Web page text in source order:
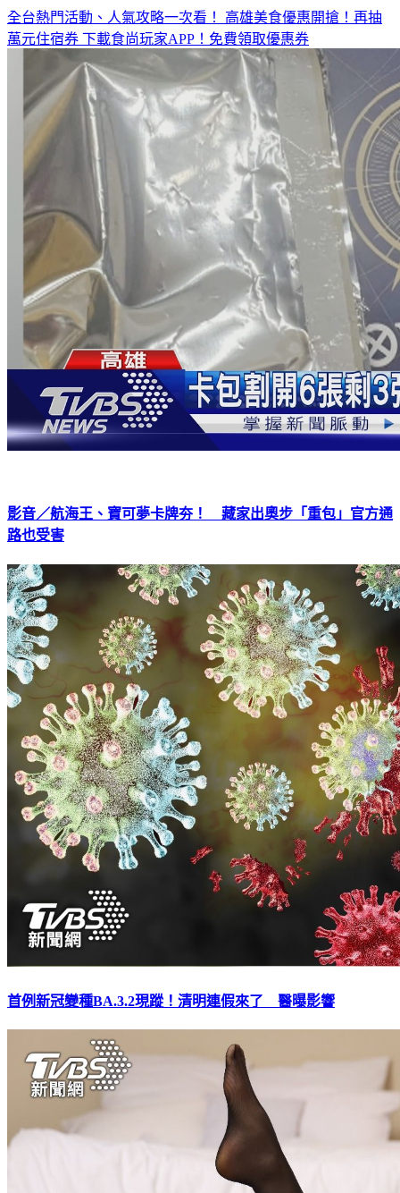
全台熱門活動、人氣攻略一次看！ 高雄美食優惠開搶！再抽
萬元住宿券 下載食尚玩家APP！免費領取優惠券
影音／航海王、寶可夢卡牌夯！ 藏家出奧步「重包」官方通
路也受害
首例新冠變種BA.3.2現蹤！清明連假來了 醫曝影響